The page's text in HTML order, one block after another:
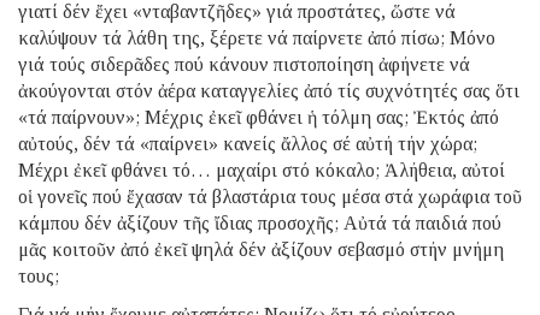
γιατί δέν ἔχει «νταβαντζῆδες» γιά προστάτες, ὥστε νά
καλύψουν τά λάθη της, ξέρετε νά παίρνετε ἀπό πίσω; Μόνο
γιά τούς σιδερᾶδες πού κάνουν πιστοποίηση ἀφήνετε νά
ἀκούγονται στόν ἀέρα καταγγελίες ἀπό τίς συχνότητές σας ὅτι
«τά παίρνουν»; Μέχρις ἐκεῖ φθάνει ἡ τόλμη σας; Ἐκτός ἀπό
αὐτούς, δέν τά «παίρνει» κανείς ἄλλος σέ αὐτή τήν χώρα;
Μέχρι ἐκεῖ φθάνει τό… μαχαίρι στό κόκαλο; Ἀλήθεια, αὐτοί
οἱ γονεῖς πού ἔχασαν τά βλαστάρια τους μέσα στά χωράφια τοῦ
κάμπου δέν ἀξίζουν τῆς ἴδιας προσοχῆς; Αὐτά τά παιδιά πού
μᾶς κοιτοῦν ἀπό ἐκεῖ ψηλά δέν ἀξίζουν σεβασμό στήν μνήμη
τους;